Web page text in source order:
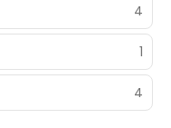
4
1
4